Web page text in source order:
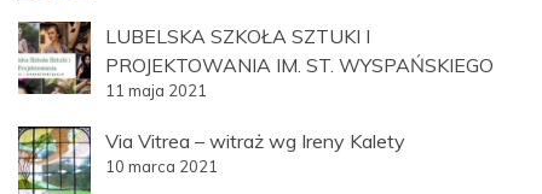
LUBELSKA SZKOŁA SZTUKI I
PROJEKTOWANIA IM. ST. WYSPAŃSKIEGO
11 maja 2021
Via Vitrea – witraż wg Ireny Kalety
10 marca 2021